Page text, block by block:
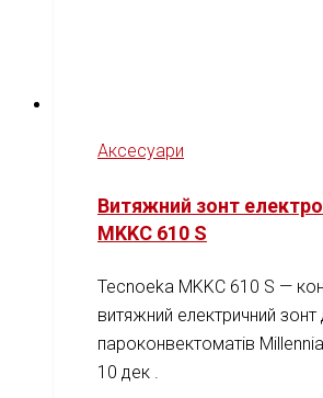
Аксесуари
Витяжний зонт
MKKC 610 S
Tecnoeka MKKC 610 S —
витяжний електричний зонт
пароконвектоматів
10 дек .